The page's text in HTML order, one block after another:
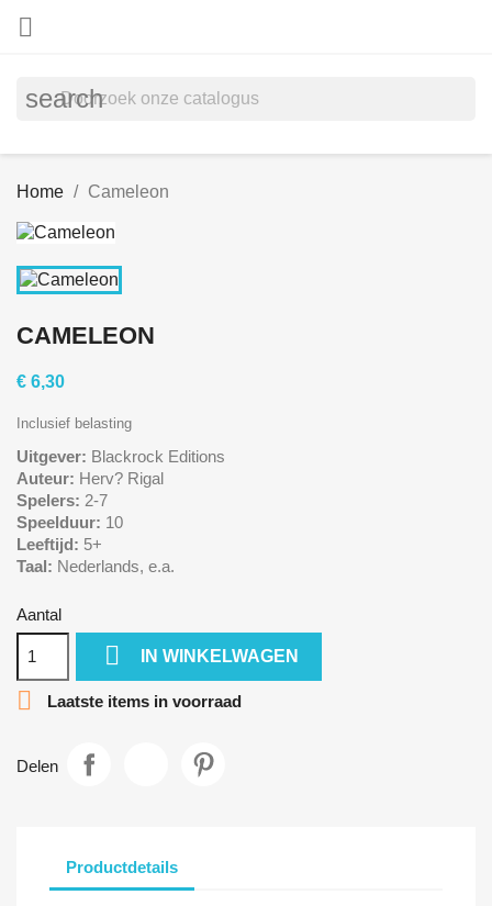

search
Home Cameleon
CAMELEON
€ 6,30
Inclusief belasting
Uitgever: Blackrock Editions
Auteur: Herv? Rigal
Spelers: 2-7
Speelduur: 10
Leeftijd: 5+
Taal: Nederlands, e.a.
Aantal
 IN WINKELWAGEN
 Laatste items in voorraad
Delen
Productdetails